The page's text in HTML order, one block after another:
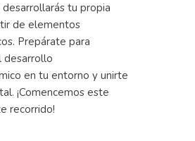
tu propia
de elementos
Prepárate para
desarrollo
en tu entorno y unirte
¡Comencemos este
recorrido!